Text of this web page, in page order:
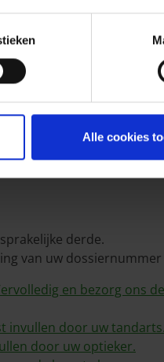
Alle cookies
derde.
van uw
en bezorg ons
invullen door uw tandarts.
door uw optieker.